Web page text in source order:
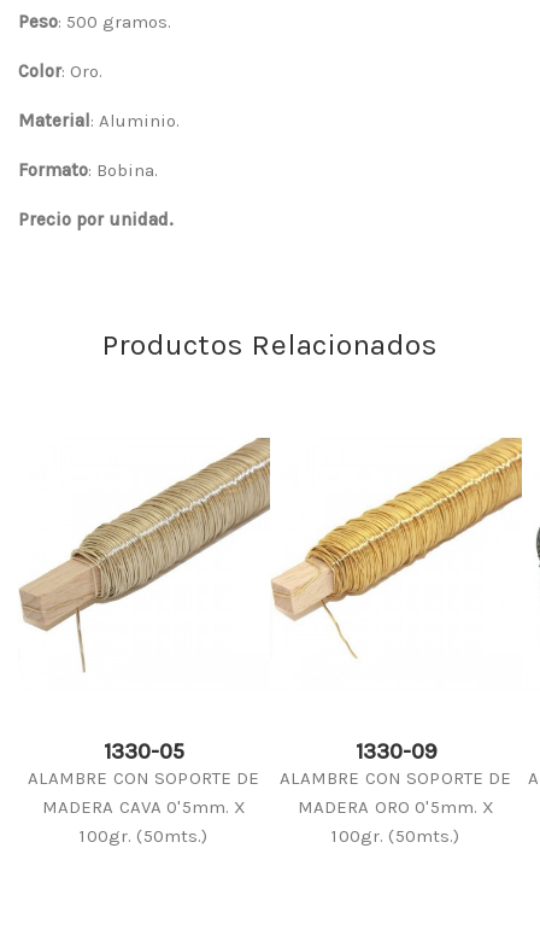
Peso: 500 gramos.
Color: Oro.
Material: Aluminio.
Formato: Bobina.
Precio por unidad.
Productos Relacionados
1330-05
ALAMBRE CON SOPORTE DE
MADERA CAVA 0'5mm. X
100gr. (50mts.)
1330-09
ALAMBRE CON SOPORTE DE
MADERA ORO 0'5mm. X
100gr. (50mts.)